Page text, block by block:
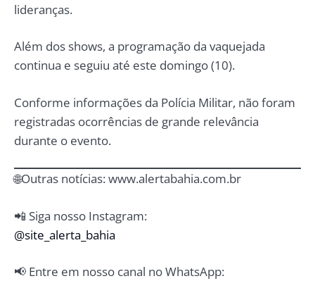
lideranças.
Além dos shows, a programação da vaquejada
continua e seguiu até este domingo (10).
Conforme informações da Polícia Militar, não foram
registradas ocorrências de grande relevância
durante o evento.
🌐Outras notícias:www.alertabahia.com.br
📲 Siga nosso Instagram:
@site_alerta_bahia
📢 Entre em nosso canal no WhatsApp: